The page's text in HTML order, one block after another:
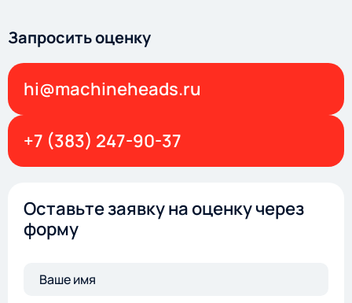
Запросить оценку
hi@machineheads.ru
+7 (383) 247-90-37
Оставьте заявку на оценку через
форму